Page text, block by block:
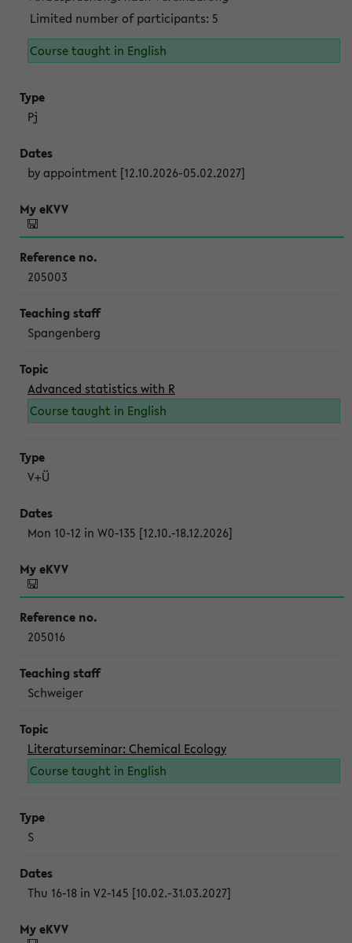
Limited number of participants: 5
Course taught in English
Pj
by appointment [12.10.2026-05.02.2027]
205003
Spangenberg
Advanced statistics with R
Course taught in English
V+Ü
Mon 10-12 in W0-135 [12.10.-18.12.2026]
205016
Schweiger
Literaturseminar: Chemical Ecology
Course taught in English
S
Thu 16-18 in V2-145 [10.02.-31.03.2027]